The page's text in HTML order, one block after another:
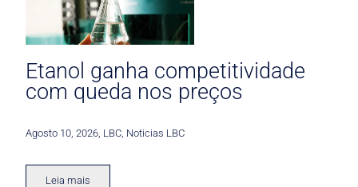
Etanol ganha competitividade
com queda nos preços
Agosto 10, 2026 LBC Noticias LBC
Leia mais